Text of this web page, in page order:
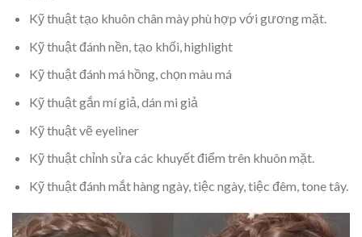
Kỹ thuật tạo khuôn chân mày phù hợp với gương mặt.
Kỹ thuật đánh nền, tạo khối, highlight
Kỹ thuật đánh má hồng, chọn màu má
Kỹ thuật gắn mí giả, dán mi giả
Kỹ thuật vẽ eyeliner
Kỹ thuật chỉnh sửa các khuyết điểm trên khuôn mặt.
Kỹ thuật đánh mắt hàng ngày, tiệc ngày, tiệc đêm, tone tây.